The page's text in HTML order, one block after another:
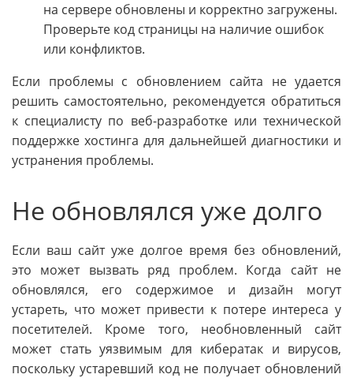
на сервере обновлены и корректно загружены.
Проверьте код страницы на наличие ошибок
или конфликтов.
Если проблемы с обновлением сайта не удается
решить самостоятельно, рекомендуется обратиться
к специалисту по веб-разработке или технической
поддержке хостинга для дальнейшей диагностики и
устранения проблемы.
Не обновлялся уже долго
Если ваш сайт уже долгое время без обновлений,
это может вызвать ряд проблем. Когда сайт не
обновлялся, его содержимое и дизайн могут
устареть, что может привести к потере интереса у
посетителей. Кроме того, необновленный сайт
может стать уязвимым для кибератак и вирусов,
поскольку устаревший код не получает обновлений